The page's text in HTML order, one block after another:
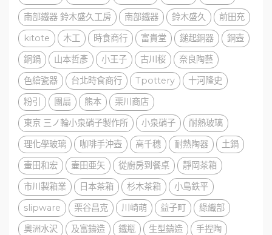
南部鐵器 鈴木盛久工房
南部鐵器 鈴木盛久
前田充
kitote
木工 時食商行 富貴堂 鎚起銅器
銅壺
銅鍋
山本哲彥 小王子 古川桜
奈良陶藝
色繪瓷器
台北時食商行 Tpottery
十河隆史
粉引
團扇 熊本
栗川商店
東京 三ノ輪小泉硝子製作所
小泉硝子
耐熱玻璃
理化學玻璃
咖啡手沖壺 高千穗 耐熱陶器
土鍋
壷田和宏
壷田亜矢 從廚房到餐桌
靜岡茶箱
市川製箱業
日本茶箱 杉木茶箱
小島鉄平
slipware
栗谷昌克 川崎萌 益子町
綠織部
奧洲水沢
及富鑄造 鐵瓶 生型鑄造
手捏陶